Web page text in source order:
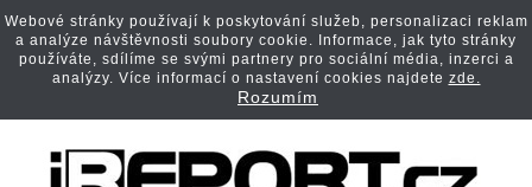
Webové stránky používají k poskytování služeb, personalizaci reklam
a analýze návštěvnosti soubory cookie. Informace, jak tyto stránky
používáte, sdílíme se svými partnery pro sociální média, inzerci a
analýzy. Více informací o nastavení cookies najdete zde.
Rozumím